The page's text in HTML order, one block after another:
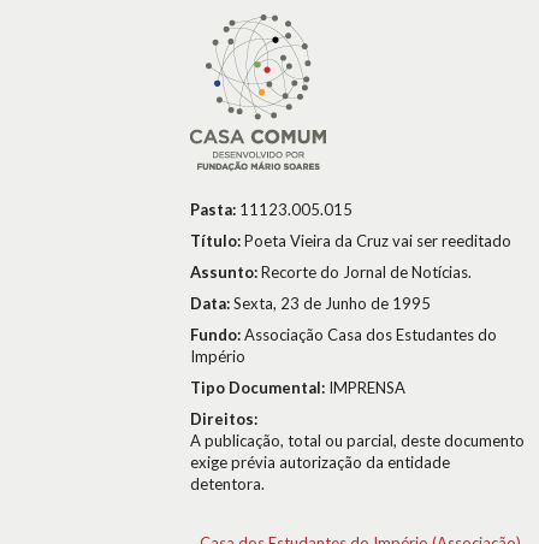
Pasta: 11123.005.015
Título:Poeta Vieira da Cruz vai ser reeditado
Assunto:Recorte do Jornal de Notícias.
Data:Sexta, 23 de Junho de 1995
Fundo:Associação Casa dos Estudantes do
Império
Tipo Documental: IMPRENSA
Direitos:
A publicação, total ou parcial, deste documento
exige prévia autorização da entidade
detentora.